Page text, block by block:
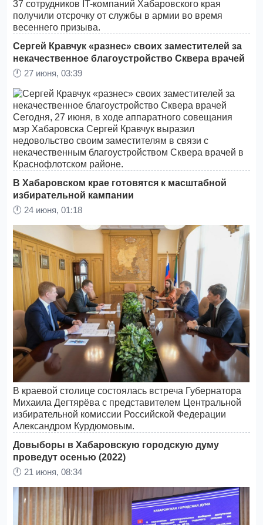
37 сотрудников IT-компаний Хабаровского края
получили отсрочку от службы в армии во время
весеннего призыва.
Сергей Кравчук «разнес» своих заместителей за
некачественное благоустройство Сквера врачей
🕛 27 июня, 03:39
Сегодня, 27 июня, в ходе аппаратного совещания
мэр Хабаровска Сергей Кравчук выразил
недовольство своим заместителям в связи с
некачественным благоустройством Сквера врачей в
Краснофлотском районе.
В Хабаровском крае готовятся к масштабной
избирательной кампании
🕛 24 июня, 01:18
В краевой столице состоялась встреча Губернатора
Михаила Дегтярёва с представителем Центральной
избирательной комиссии Российской Федерации
Александром Курдюмовым.
Довыборы в Хабаровскую городскую думу
проведут осенью (2022)
🕛 21 июня, 08:34